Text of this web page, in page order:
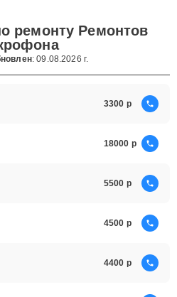
ремонту Ремонтов
: 09.08.2026 г.
3300
18000
5500
4500
4400